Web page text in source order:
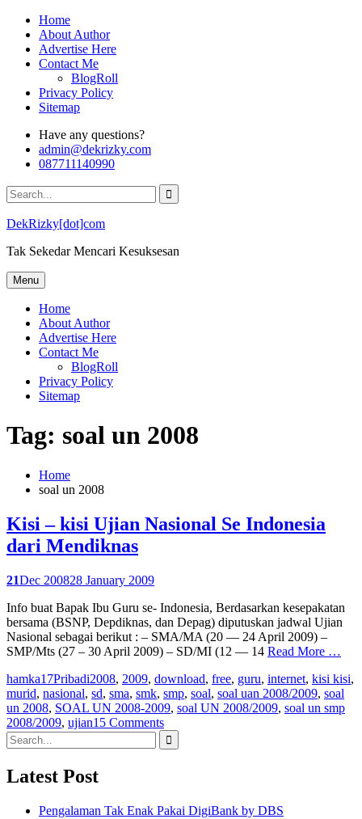
Skip
content
Home
About Author
Advertise Here
Contact Me
BlogRoll
Privacy Policy
Sitemap
Have any questions?
admin@dekrizky.com
087711140990
Search
for:
DekRizky[dot]com
Tak Sekedar Mencari Kesuksesan
Menu
Home
About Author
Advertise Here
Contact Me
BlogRoll
Privacy Policy
Sitemap
Tag: soal un 2008
Home
soal un 2008
Kisi – kisi Ujian Nasional Se Indonesia
dari Mendiknas
21Dec 200828 January 2009
Info buat Bapak Ibu Guru se- Indonesia, Berdasarkan kesepakatan
bersama (BSNP, Depdiknas, dan Depag) diputuskan jadwal Ujian
Nasional sebagai berikut : – SMA/MA (20 — 24 April 2009) –
SMP/Mts (27 – 30 April 2009) – SD/MI (12 — 14 Read More …
hamka17Pribadi2008, 2009, download, free, guru, internet, kisi kisi,
murid, nasional, sd, sma, smk, smp, soal, soal uan 2008/2009, soal
un 2008, SOAL UN 2008-2009, soal UN 2008/2009, soal un smp
2008/2009, ujian15 Comments
Search
for:
Latest Post
Pengalaman Tak Enak Pakai DigiBank by DBS